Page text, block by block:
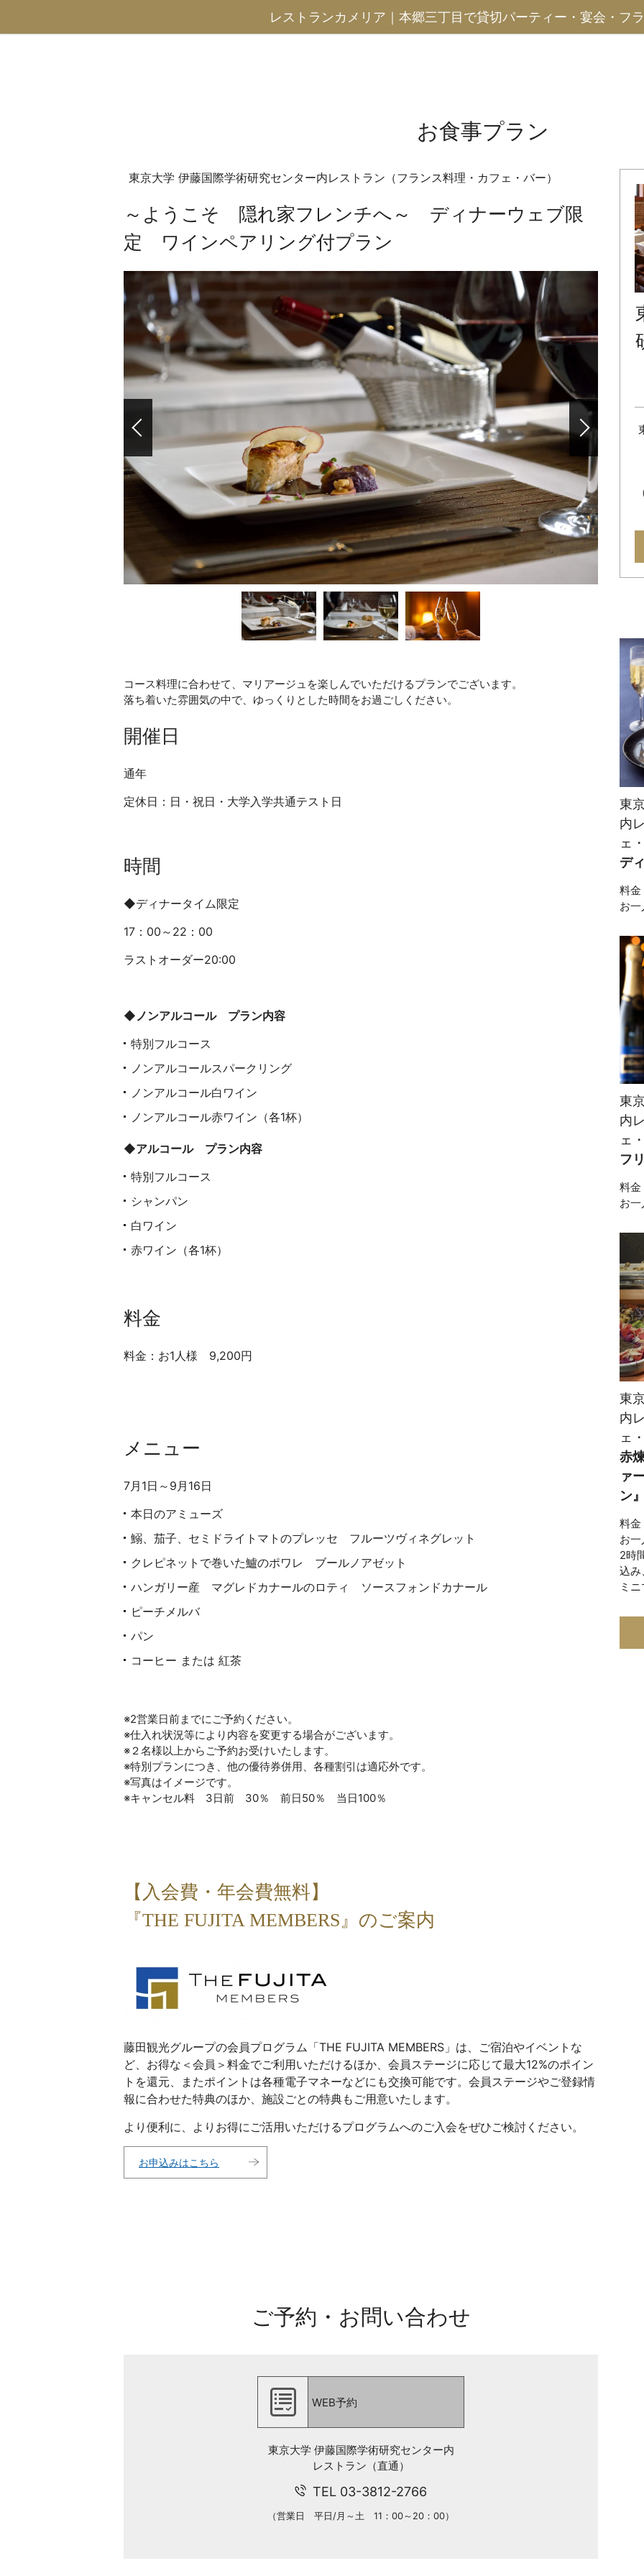
レストランカメリア｜本郷三丁目で貸切パーティー・宴会・フ
お食事プラン
東京大学 伊藤国際学術研究センター内レストラン（フランス料理・カフェ・バー）
～ようこそ 隠れ家フレンチへ～ ディナーウェブ限
定 ワインペアリング付プラン
コース料理に合わせて、マリアージュを楽しんでいただけるプランでございます。
落ち着いた雰囲気の中で、ゆっくりとした時間をお過ごしください。
開催日
通年
定休日：日・祝日・大学入学共通テスト日
時間
◆ディナータイム限定
17 ： 00 ～22：00
ラストオーダー20:00
◆ノンアルコール プラン内容
特別フルコース
ノンアルコールスパークリング
ノンアルコール白ワイン
ノンアルコール赤ワイン（各1杯）
◆アルコール プラン内容
特別フルコース
シャンパン
白ワイン
赤ワイン （各1杯）
料金
料金：お1人様 9,200円
メニュー
7月1日～9月16日
本日のアミューズ
鰯、茄子、セミドライトマトのプレッセ フルーツヴィネグレット
クレピネットで巻いた鱸のポワレ ブールノアゼット
ハンガリー産 マグレドカナールのロティ ソースフォンドカナール
ピーチメルバ
パン
コーヒー または 紅茶
※2営業日前までにご予約ください。
※仕入れ状況等により内容を変更する場合がございます。
※２名様以上からご予約お受けいたします。
※特別プランにつき、他の優待券併用、各種割引は適応外です。
※写真はイメージです。
※キャンセル料 3日前 30％ 前日50％ 当日100％
【入会費・年会費無料】
『THE FUJITA MEMBERS』のご案内
藤田観光グループの会員プログラム「THE FUJITA MEMBERS」は、ご宿泊やイベントな
ど、お得な＜会員＞料金でご利用いただけるほか、会員ステージに応じて最大12%のポイン
トを還元、またポイントは各種電子マネーなどにも交換可能です。会員ステージやご登録情
報に合わせた特典のほか、施設ごとの特典もご用意いたします。
より便利に、よりお得にご活用いただけるプログラムへのご入会をぜひご検討ください。
お申込みはこちら
ご予約・お問い合わせ
WEB予約
東京大学 伊藤国際学術研究センター内
レストラン（直通）
TEL 03-3812-2766
（営業日 平日/月～土 11：00～20：00）
東
内
ェ
デ
料金
お
東
内
ェ
フ
料金
お
東
内
ェ
赤
ァ
ン』
料金
お
2時
込み
ミ